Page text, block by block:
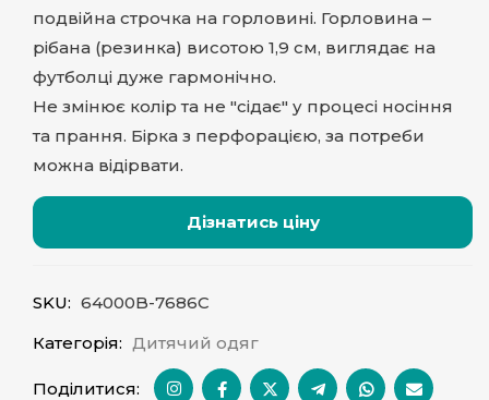
подвійна строчка на горловині. Горловина –
рібана (резинка) висотою 1,9 см, виглядає на
футболці дуже гармонічно.
Не змінює колір та не "сідає" у процесі носіння
та прання. Бірка з перфорацією, за потреби
можна відірвати.
Дізнатись ціну
SKU: 64000B-7686C
Категорія: Дитячий одяг
Поділитися: